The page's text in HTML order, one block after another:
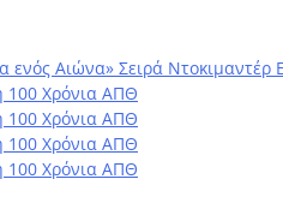
Αιώνα» Σειρά Ντοκιμαντέρ
100 Χρόνια ΑΠΘ
100 Χρόνια ΑΠΘ
100 Χρόνια ΑΠΘ
100 Χρόνια ΑΠΘ